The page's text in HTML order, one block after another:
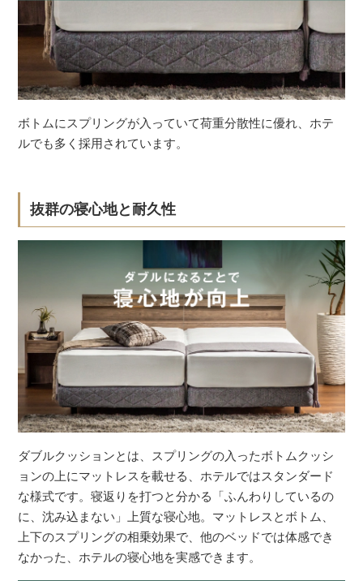
ボトムにスプリングが入っていて荷重分散性に優れ、ホテ
ルでも多く採用されています。
抜群の寝心地と耐久性
ダブルクッションとは、スプリングの入ったボトムクッシ
ョンの上にマットレスを載せる、ホテルではスタンダード
な様式です。寝返りを打つと分かる「ふんわりしているの
に、沈み込まない」上質な寝心地。マットレスとボトム、
上下のスプリングの相乗効果で、他のベッドでは体感でき
なかった、ホテルの寝心地を実感できます。